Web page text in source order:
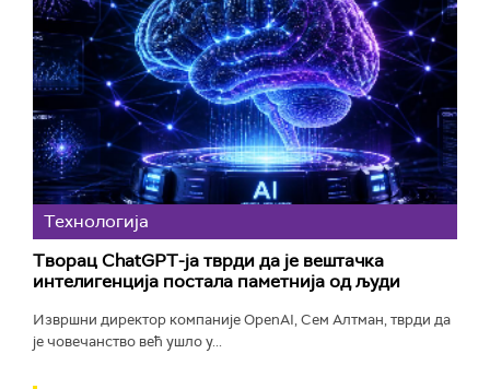
Технологијa
Творац ChatGPT-ја тврди да је вештачка
интелигенција постала паметнија од људи
Извршни директор компаније OpenAI, Сем Алтман, тврди да
је човечанство већ ушло у...